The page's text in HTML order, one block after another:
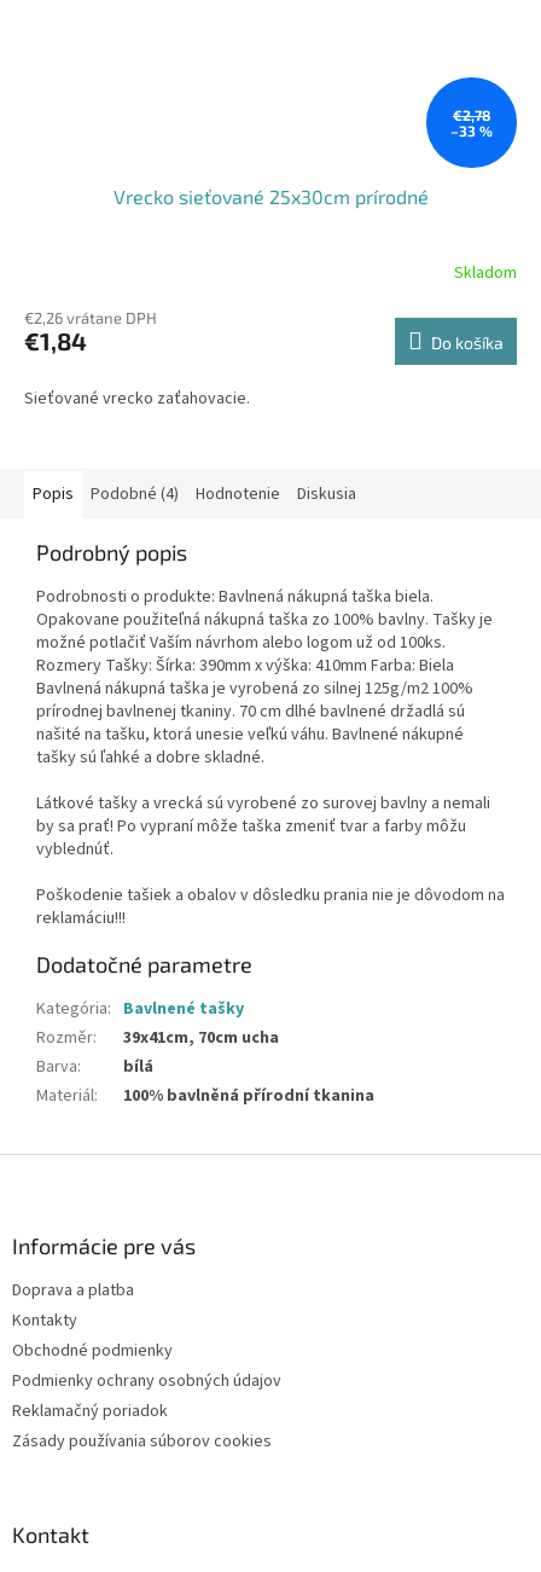
€2,78
–33 %
Vrecko sieťované 25x30cm prírodné
Skladom
€2,26 vrátane DPH
€1,84 Do košíka
Sieťované vrecko zaťahovacie.
Popis Podobné (4) Hodnotenie Diskusia
Podrobný popis
Podrobnosti o produkte: Bavlnená nákupná taška biela.
Opakovane použiteľná nákupná taška zo 100% bavlny. Tašky je
možné potlačiť Vaším návrhom alebo logom už od 100ks.
Rozmery Tašky: Šírka: 390mm x výška: 410mm Farba: Biela
Bavlnená nákupná taška je vyrobená zo silnej 125g/m2 100%
prírodnej bavlnenej tkaniny. 70 cm dlhé bavlnené držadlá sú
našité na tašku, ktorá unesie veľkú váhu. Bavlnené nákupné
tašky sú ľahké a dobre skladné.
Látkové tašky a vrecká sú vyrobené zo surovej bavlny a nemali
by sa prať! Po vypraní môže taška zmeniť tvar a farby môžu
vyblednúť.
Poškodenie tašiek a obalov v dôsledku prania nie je dôvodom na
reklamáciu!!!
Dodatočné parametre
Kategória: Bavlnené tašky
Rozměr:
39x41cm, 70cm ucha
Barva:
bílá
Materiál: 100% bavlněná přírodní tkanina
Informácie pre vás
Doprava a platba
Kontakty
Obchodné podmienky
Podmienky ochrany osobných údajov
Reklamačný poriadok
Zásady používania súborov cookies
Kontakt